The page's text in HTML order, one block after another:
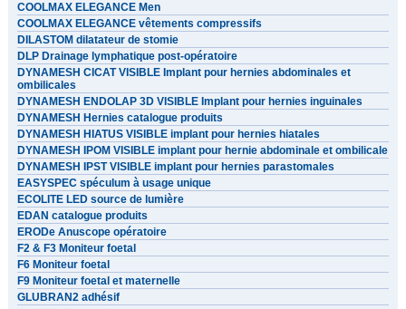
COOLMAX ELEGANCE Men
COOLMAX ELEGANCE vêtements compressifs
DILASTOM dilatateur de stomie
DLP Drainage lymphatique post-opératoire
DYNAMESH CICAT VISIBLE Implant pour hernies abdominales et
ombilicales
DYNAMESH ENDOLAP 3D VISIBLE Implant pour hernies inguinales
DYNAMESH Hernies catalogue produits
DYNAMESH HIATUS VISIBLE implant pour hernies hiatales
DYNAMESH IPOM VISIBLE implant pour hernie abdominale et ombilicale
DYNAMESH IPST VISIBLE implant pour hernies parastomales
EASYSPEC spéculum à usage unique
ECOLITE LED source de lumière
EDAN catalogue produits
ERODe Anuscope opératoire
F2 & F3 Moniteur foetal
F6 Moniteur foetal
F9 Moniteur foetal et maternelle
GLUBRAN2 adhésif